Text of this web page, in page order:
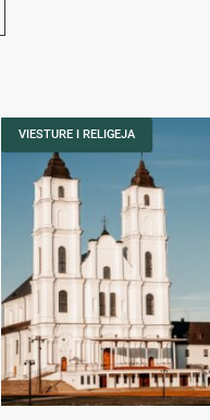
VIESTURE I RELIGEJA